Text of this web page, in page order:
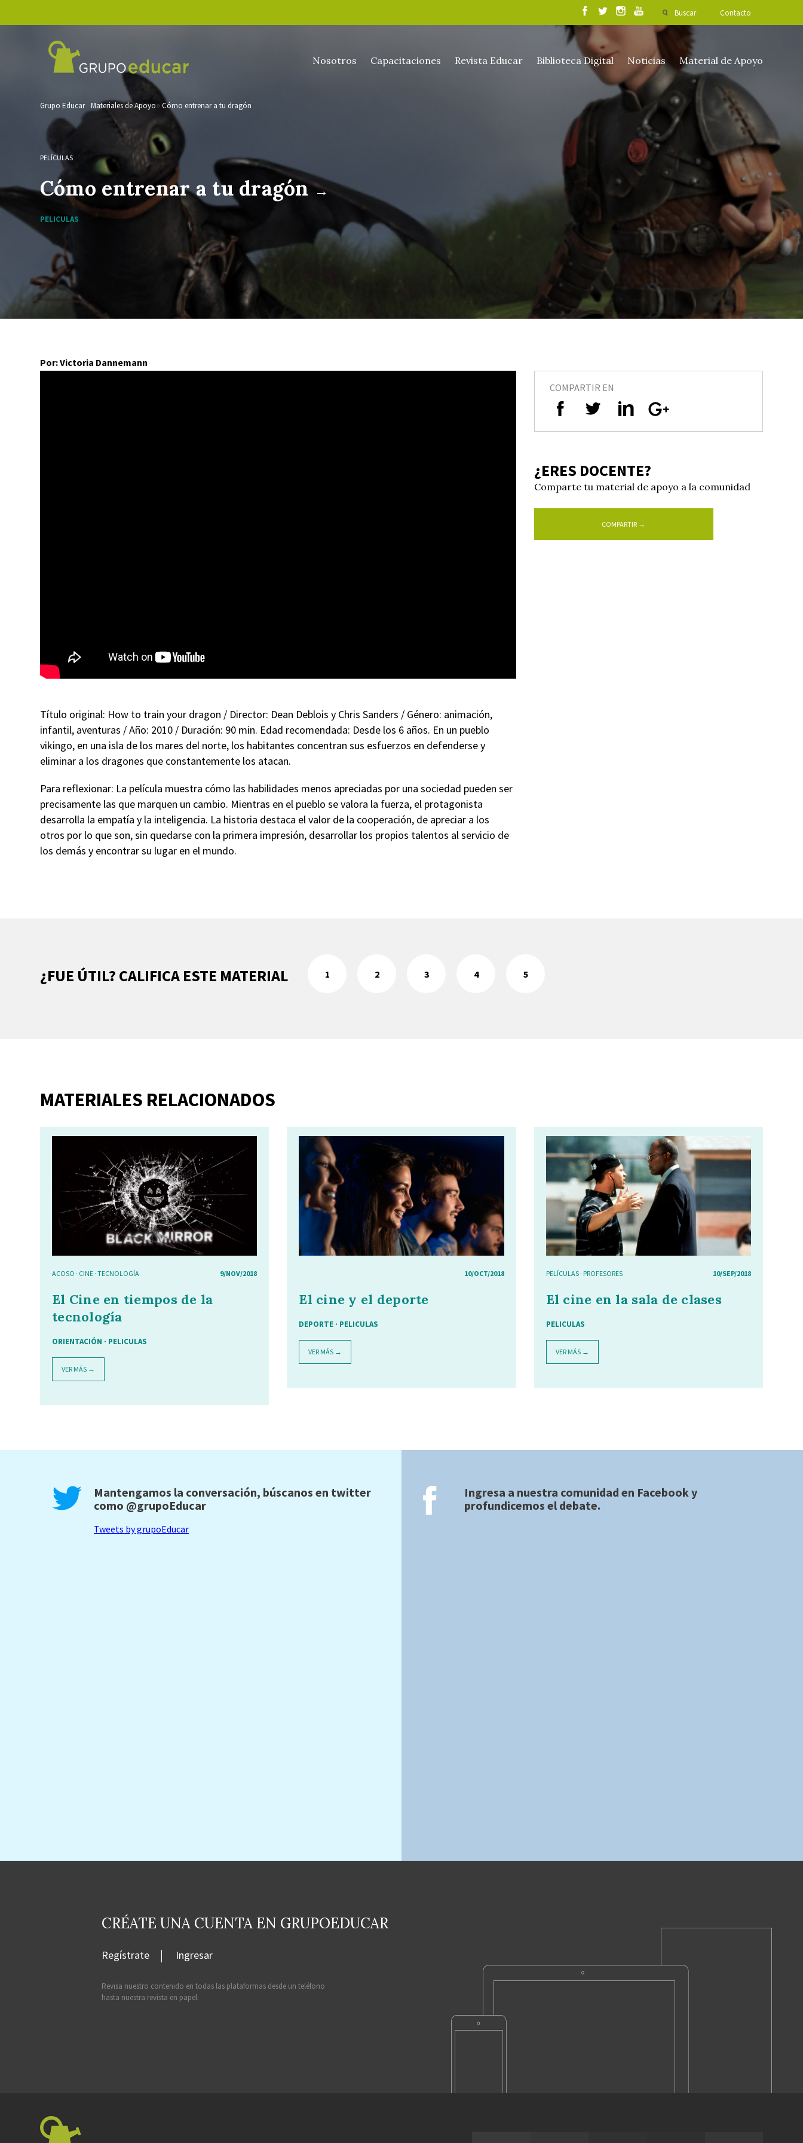
Buscar Contacto
Nosotros Capacitaciones Revista Educar Biblioteca Digital Noticias Material de Apoyo
Grupo Educar Materiales de Apoyo Cómo entrenar a tu dragón
PELÍCULAS
Cómo entrenar a tu dragón→
PELICULAS
Por: Victoria Dannemann
Título original: How to train your dragon / Director: Dean Deblois y Chris Sanders / Género: animación,
infantil, aventuras / Año: 2010 / Duración: 90 min. Edad recomendada: Desde los 6 años. En un pueblo
vikingo, en una isla de los mares del norte, los habitantes concentran sus esfuerzos en defenderse y
eliminar a los dragones que constantemente los atacan.
Para reflexionar: La película muestra cómo las habilidades menos apreciadas por una sociedad pueden ser
precisamente las que marquen un cambio. Mientras en el pueblo se valora la fuerza, el protagonista
desarrolla la empatía y la inteligencia. La historia destaca el valor de la cooperación, de apreciar a los
otros por lo que son, sin quedarse con la primera impresión, desarrollar los propios talentos al servicio de
los demás y encontrar su lugar en el mundo.
COMPARTIR EN
¿ERES DOCENTE?
Comparte tu material de apoyo a la comunidad
COMPARTIR →
¿FUE ÚTIL? CALIFICA ESTE MATERIAL 1 2 3 4 5
MATERIALES RELACIONADOS
ACOSO · CINE · TECNOLOGÍA 9/NOV/2018
El Cine en tiempos de la
tecnología
ORIENTACIÓN · PELICULAS
VER MÁS →
10/OCT/2018
El cine y el deporte
DEPORTE · PELICULAS
VER MÁS →
PELÍCULAS· PROFESORES 10/SEP/2018
El cine en la sala de clases
PELICULAS
VER MÁS →
Mantengamos la conversación, búscanos en twitter
como @grupoEducar
Tweets by grupoEducar
Ingresa a nuestra comunidad en Facebooky
profundicemos el debate.
CRÉATE UNA CUENTA EN GRUPOEDUCAR
Regístrate Ingresar
Revisa nuestro contenido en todas las plataformas desde un teléfono
hasta nuestra revista en papel.